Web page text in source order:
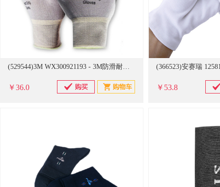
(529544)3M WX300921193 - 3M防滑耐磨手套灰L(单位：件)
￥36.0 ￥53.8